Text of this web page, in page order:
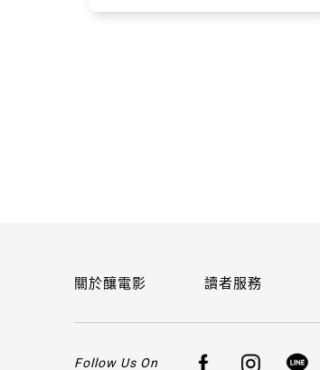
關於釀電影 讀者服務
Follow Us On